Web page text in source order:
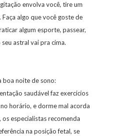
envolva você, tire um
algo que você goste de
algum esporte, passear,
astral vai pra cima.
boa noite de sono:
saudável faz exercícios
horário, e dorme mal acorda
os especialistas recomenda
na posição fetal, se